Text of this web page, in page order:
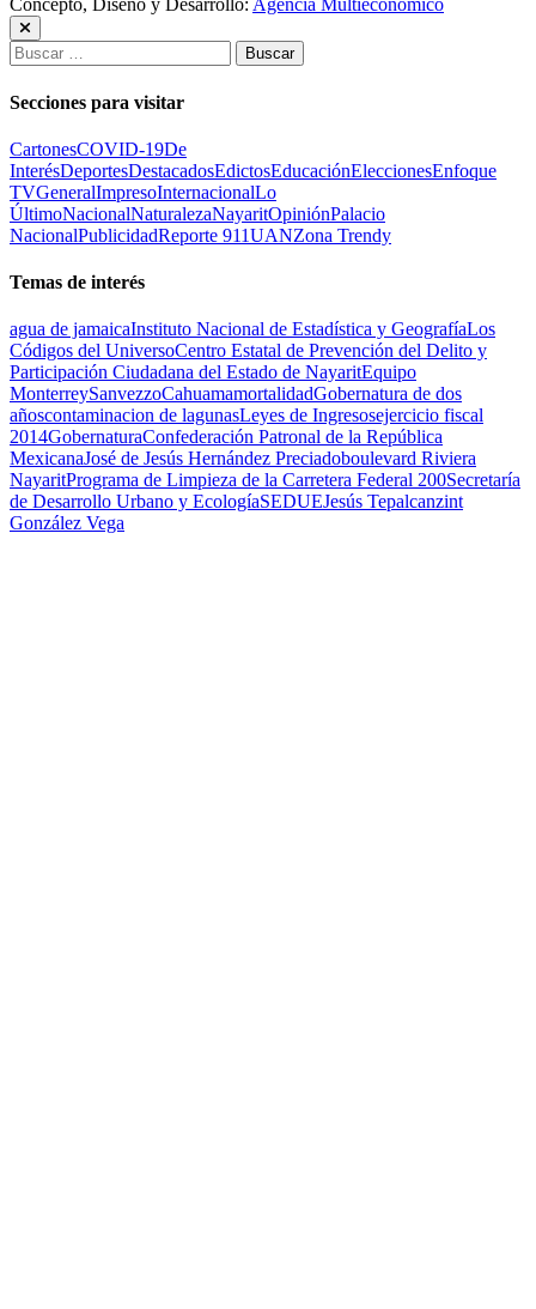
Concepto, Diseño y Desarrollo: Agencia Multieconomico
Buscar:
Secciones para visitar
CartonesCOVID-19De
InterésDeportesDestacadosEdictosEducaciónEleccionesEnfoque
TVGeneralImpresoInternacionalLo
ÚltimoNacionalNaturalezaNayaritOpiniónPalacio
NacionalPublicidadReporte 911UANZona Trendy
Temas de interés
agua de jamaicaInstituto Nacional de Estadística y GeografíaLos
Códigos del UniversoCentro Estatal de Prevención del Delito y
Participación Ciudadana del Estado de NayaritEquipo
MonterreySanvezzoCahuamamortalidadGobernatura de dos
añoscontaminacion de lagunasLeyes de Ingresosejercicio fiscal
2014GobernaturaConfederación Patronal de la República
MexicanaJosé de Jesús Hernández Preciadoboulevard Riviera
NayaritPrograma de Limpieza de la Carretera Federal 200Secretaría
de Desarrollo Urbano y EcologíaSEDUEJesús Tepalcanzint
González Vega